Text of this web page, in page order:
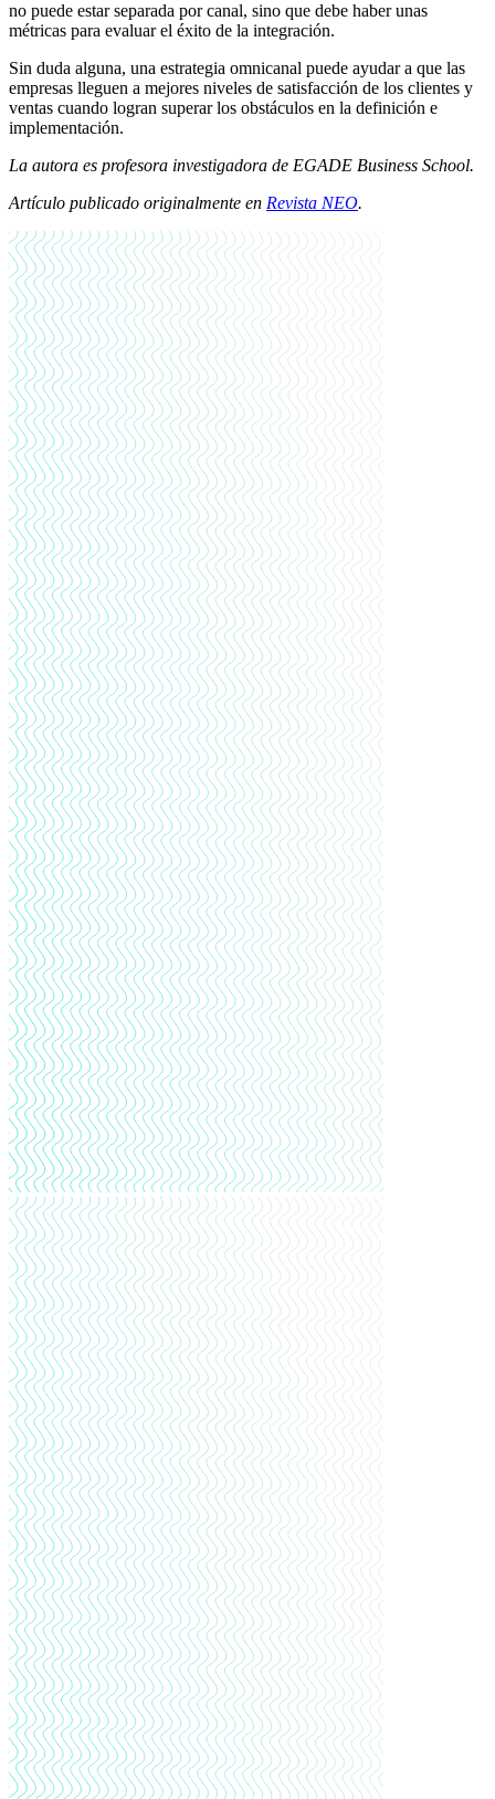
no puede estar separada por canal, sino que debe haber unas
métricas para evaluar el éxito de la integración.
Sin duda alguna, una estrategia omnicanal puede ayudar a que las
empresas lleguen a mejores niveles de satisfacción de los clientes y
ventas cuando logran superar los obstáculos en la definición e
implementación.
La autora es profesora investigadora de EGADE Business School.
Artículo publicado originalmente en Revista NEO.